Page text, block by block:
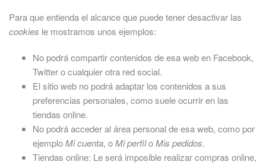
Para que entienda el alcance que puede tener desactivar las
cookies le mostramos unos ejemplos:
No podrá compartir contenidos de esa web en Facebook,
Twitter o cualquier otra red social.
El sitio web no podrá adaptar los contenidos a sus
preferencias personales, como suele ocurrir en las
tiendas online.
No podrá acceder al área personal de esa web, como por
ejemploMi cuenta, oMi perfiloMis pedidos.
Tiendas online: Le será imposible realizar compras online,